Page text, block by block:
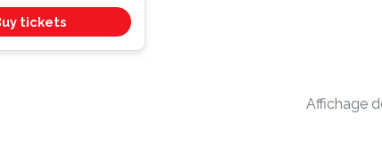
tickets
Affichage